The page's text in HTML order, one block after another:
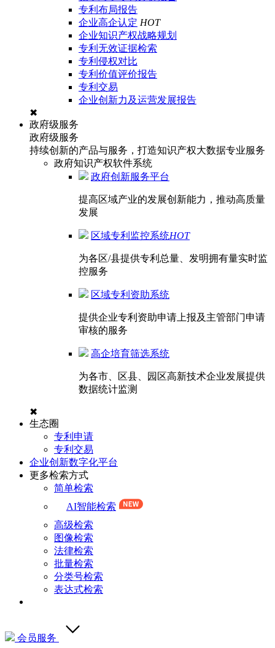
专利布局报告
企业高企认定 HOT
企业知识产权战略规划
专利无效证据检索
专利侵权对比
专利价值评价报告
专利交易
企业创新力及运营发展报告
✖
政府级服务
政府级服务
持续创新的产品与服务，打造知识产权大数据专业服务
政府知识产权软件系统
政府创新服务平台
提高区域产业的发展创新能力，推动高质量
发展
区域专利监控系统HOT
为各区/县提供专利总量、发明拥有量实时监
控服务
区域专利资助系统
提供企业专利资助申请上报及主管部门申请
审核的服务
高企培育筛选系统
为各市、区县、园区高新技术企业发展提供
数据统计监测
✖
生态圈
专利申请
专利交易
企业创新数字化平台
更多检索方式
简单检索
AI智能检索
高级检索
图像检索
法律检索
批量检索
分类号检索
表达式检索
会员服务